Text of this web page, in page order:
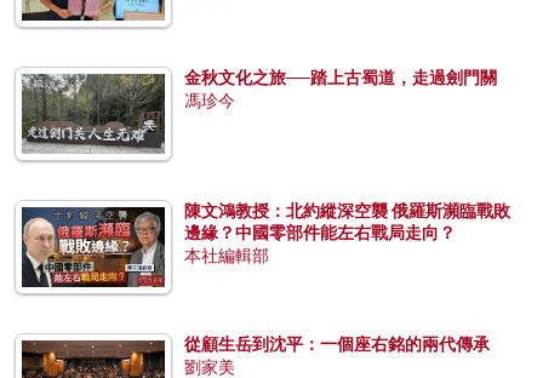
金秋文化之旅──踏上古蜀道，走過劍門關
馮珍今
陳文鴻教授：北約縱深空襲 俄羅斯瀕臨戰敗
邊緣？中國零部件能左右戰局走向？
本社編輯部
從顧生岳到沈平：一個座右銘的兩代傳承
劉家美